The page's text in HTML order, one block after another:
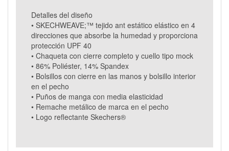
Detalles del diseño
• SKECHWEAVE;™ tejido ant estático elástico en 4
direcciones que absorbe la humedad y proporciona
protección UPF 40
• Chaqueta con cierre completo y cuello tipo mock
• 86% Poliéster, 14% Spandex
• Bolsillos con cierre en las manos y bolsillo interior
en el pecho
• Puños de manga con media elasticidad
• Remache metálico de marca en el pecho
• Logo reflectante Skechers®